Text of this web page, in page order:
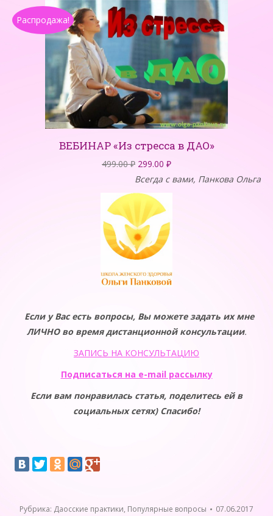
цена
составляла
499.00 ₽.
249.00 ₽.
Распродажа!
ВЕБИНАР «Из стресса в ДАО»
499.00₽ Первоначальная
цена
составляла
499.00 ₽.
299.00 ₽Текущая
цена:
Всегда с вами, Панкова Ольга
Если у Вас есть вопросы, Вы можете задать их мне
ЛИЧНО во время дистанционной консультации.
ЗАПИСЬ НА КОНСУЛЬТАЦИЮ
Подписаться на e-mail рассылку
Если вам понравилась статья, поделитесь ей в
социальных сетях) Спасибо!
Рубрика: Даосские практики, Популярные вопросы 07.06.2017